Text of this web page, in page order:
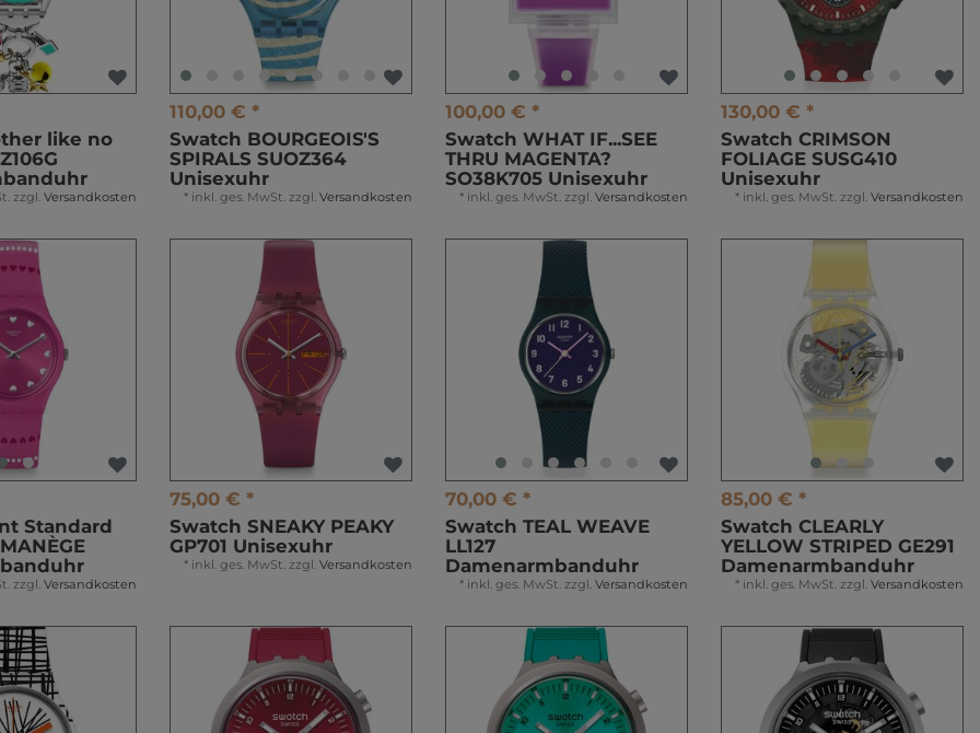
like no
zzgl. Versandkosten
110,00 € *
Swatch BOURGEOIS'S
SPIRALS SUOZ364
Unisexuhr
* inkl. ges. MwSt. zzgl. Versandkosten
100,00 € *
Swatch WHAT IF...SEE
THRU MAGENTA?
SO38K705 Unisexuhr
* inkl. ges. MwSt. zzgl. Versandkosten
130,00 € *
Swatch CRIMSON
FOLIAGE SUSG410
Unisexuhr
* inkl. ges. MwSt. zzgl. Versandkosten
Standard
zzgl. Versandkosten
75,00 € *
Swatch SNEAKY PEAKY
GP701 Unisexuhr
* inkl. ges. MwSt. zzgl. Versandkosten
70,00 € *
Swatch TEAL WEAVE
LL127
Damenarmbanduhr
* inkl. ges. MwSt. zzgl. Versandkosten
85,00 € *
Swatch CLEARLY
YELLOW STRIPED GE291
Damenarmbanduhr
* inkl. ges. MwSt. zzgl. Versandkosten